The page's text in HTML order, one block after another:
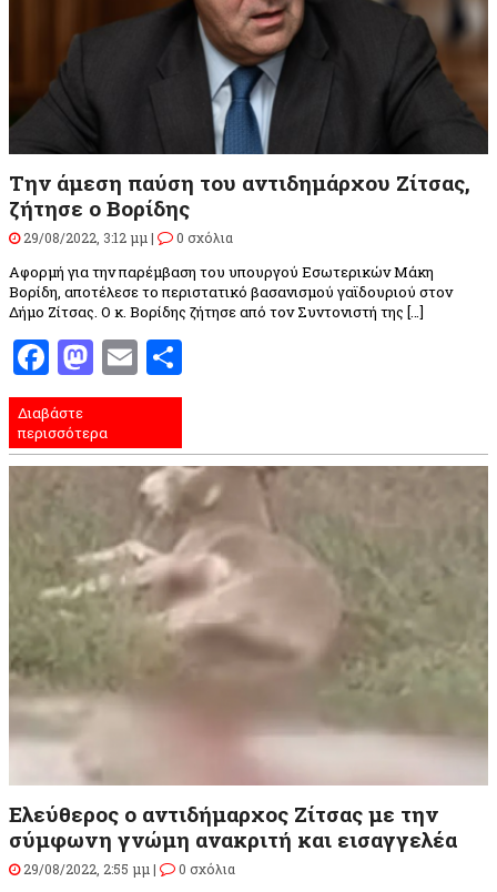
Την άμεση παύση του αντιδημάρχου Ζίτσας,
ζήτησε ο Βορίδης
29/08/2022, 3:12 μμ | 0 σχόλια
Αφορμή για την παρέμβαση του υπουργού Εσωτερικών Μάκη
Βορίδη, αποτέλεσε το περιστατικό βασανισμού γαϊδουριού στον
Δήμο Ζίτσας. Ο κ. Βορίδης ζήτησε από τον Συντονιστή της […]
Facebook
Mastodon
Email
Διαβάστε
περισσότερα
Ελεύθερος ο αντιδήμαρχος Ζίτσας με την
σύμφωνη γνώμη ανακριτή και εισαγγελέα
29/08/2022, 2:55 μμ | 0 σχόλια